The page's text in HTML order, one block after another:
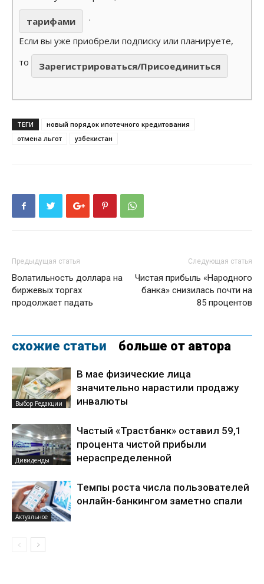
тарифами
.
Если вы уже приобрели подписку или планируете,
то
Зарегистрироваться/Присоединиться
ТЕГИ
новый порядок ипотечного кредитования
отмена льгот
узбекистан
Предыдущая статья
Волатильность доллара на
биржевых торгах
продолжает падать
Следующая статья
Чистая прибыль «Народного
банка» снизилась почти на
85 процентов
схожие статьи больше от автора
Выбор Редакции
В мае физические лица
значительно нарастили продажу
инвалюты
Дивиденды
Частый «Трастбанк» оставил 59,1
процента чистой прибыли
нераспределенной
Актуальное
Темпы роста числа пользователей
онлайн-банкингом заметно спали